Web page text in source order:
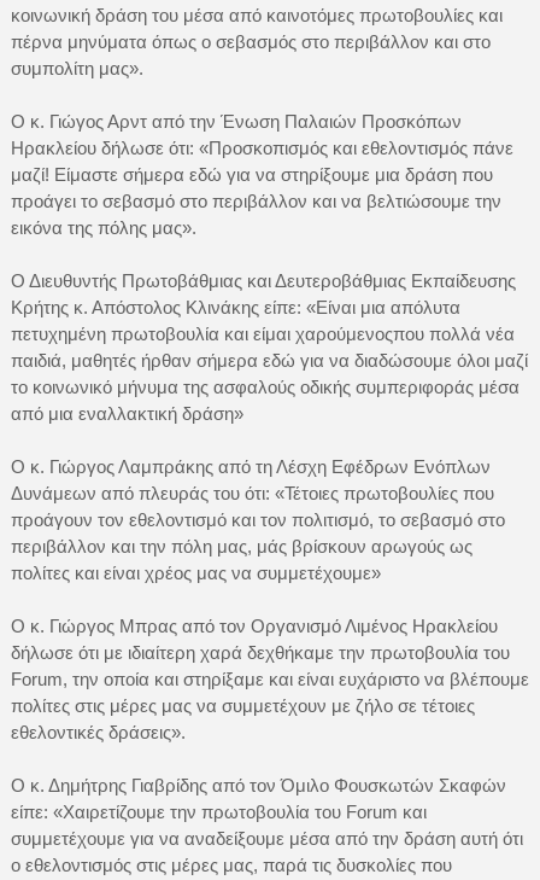
κοινωνική δράση του μέσα από καινοτόμες πρωτοβουλίες και
πέρνα μηνύματα όπως ο σεβασμός στο περιβάλλον και στο
συμπολίτη μας».
Ο κ. Γιώγος Αρντ από την Ένωση Παλαιών Προσκόπων
Ηρακλείου δήλωσε ότι: «Προσκοπισμός και εθελοντισμός πάνε
μαζί! Είμαστε σήμερα εδώ για να στηρίξουμε μια δράση που
προάγει το σεβασμό στο περιβάλλον και να βελτιώσουμε την
εικόνα της πόλης μας».
Ο Διευθυντής Πρωτοβάθμιας και Δευτεροβάθμιας Εκπαίδευσης
Κρήτης κ. Απόστολος Κλινάκης είπε: «Είναι μια απόλυτα
πετυχημένη πρωτοβουλία και είμαι χαρούμενοςπου πολλά νέα
παιδιά, μαθητές ήρθαν σήμερα εδώ για να διαδώσουμε όλοι μαζί
το κοινωνικό μήνυμα της ασφαλούς οδικής συμπεριφοράς μέσα
από μια εναλλακτική δράση»
Ο κ. Γιώργος Λαμπράκης από τη Λέσχη Εφέδρων Ενόπλων
Δυνάμεων από πλευράς του ότι: «Τέτοιες πρωτοβουλίες που
προάγουν τον εθελοντισμό και τον πολιτισμό, το σεβασμό στο
περιβάλλον και την πόλη μας, μάς βρίσκουν αρωγούς ως
πολίτες και είναι χρέος μας να συμμετέχουμε»
Ο κ. Γιώργος Μπρας από τον Οργανισμό Λιμένος Ηρακλείου
δήλωσε ότι με ιδιαίτερη χαρά δεχθήκαμε την πρωτοβουλία του
Forum, την οποία και στηρίξαμε και είναι ευχάριστο να βλέπουμε
πολίτες στις μέρες μας να συμμετέχουν με ζήλο σε τέτοιες
εθελοντικές δράσεις».
Ο κ. Δημήτρης Γιαβρίδης από τον Όμιλο Φουσκωτών Σκαφών
είπε: «Χαιρετίζουμε την πρωτοβουλία του Forum και
συμμετέχουμε για να αναδείξουμε μέσα από την δράση αυτή ότι
ο εθελοντισμός στις μέρες μας, παρά τις δυσκολίες που